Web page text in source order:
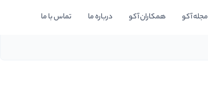
مجله آکو همکاران آکو درباره ما تماس با ما